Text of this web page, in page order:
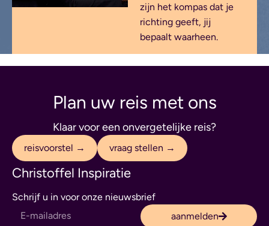
zijn het kompas dat je
richting geeft, jij
bepaalt waarheen.
Plan uw reis met ons
Klaar voor een onvergetelijke reis?
reisvoorstel → vraag stellen →
Christoffel Inspiratie
Schrijf u in voor onze nieuwsbrief
aanmelden